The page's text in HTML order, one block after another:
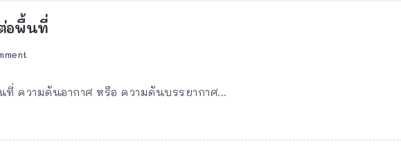
อพื้นที่
ที่ ความดันอากาศ หรือ ความดันบรรยากาศ...